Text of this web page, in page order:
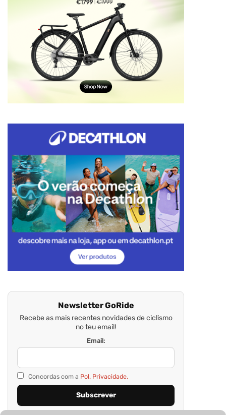
Newsletter GoRide
Recebe as mais recentes novidades de ciclismo
no teu email!
Email:
Concordas com a Pol. Privacidade.